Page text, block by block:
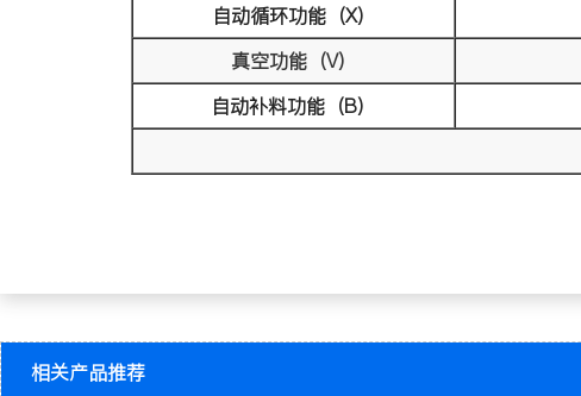
自动循环功能（X）
真空功能（V）
自动补料功能（B）
相关产品推荐